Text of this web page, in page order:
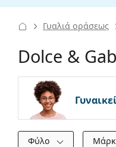
Γυαλιά οράσεως
Dolce &
Φίλτρα
Φύλο